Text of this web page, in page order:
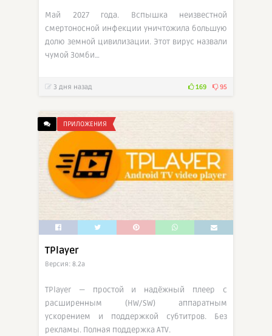
Май 2027 года. Вспышка неизвестной
смертоносной инфекции уничтожила большую
долю земной цивилизации. Этот вирус назвали
чумой Зомби…
3 дня назад 169 95
ПРИЛОЖЕНИЯ
TPlayer
Версия: 8.2a
TPlayer — простой и надёжный плеер с
расширенным (HW/SW) аппаратным
ускорением и поддержкой субтитров. Без
рекламы. Полная поддержка ATV.